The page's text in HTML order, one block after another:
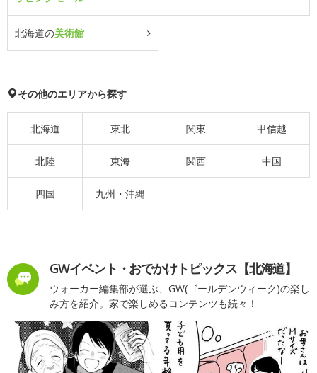
北海道の美術館
その他のエリアから探す
北海道 東北 関東 甲信越
北陸 東海 関西 中国
四国 九州・沖縄
GWイベント・おでかけトピックス【北海道】
ウォーカー編集部が選ぶ、GW(ゴールデンウィーク)の楽し
み方を紹介。家で楽しめるコンテンツも続々！